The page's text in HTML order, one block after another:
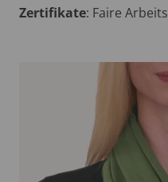
Zertifikate: Faire